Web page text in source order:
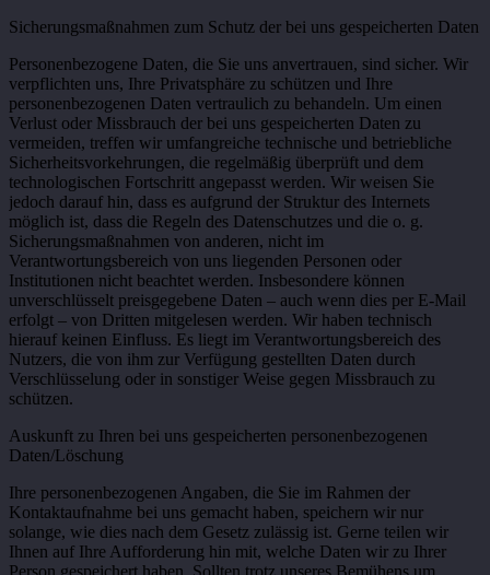
Sicherungsmaßnahmen zum Schutz der bei uns gespeicherten Daten
Personenbezogene Daten, die Sie uns anvertrauen, sind sicher. Wir
verpflichten uns, Ihre Privatsphäre zu schützen und Ihre
personenbezogenen Daten vertraulich zu behandeln. Um einen
Verlust oder Missbrauch der bei uns gespeicherten Daten zu
vermeiden, treffen wir umfangreiche technische und betriebliche
Sicherheitsvorkehrungen, die regelmäßig überprüft und dem
technologischen Fortschritt angepasst werden. Wir weisen Sie
jedoch darauf hin, dass es aufgrund der Struktur des Internets
möglich ist, dass die Regeln des Datenschutzes und die o. g.
Sicherungsmaßnahmen von anderen, nicht im
Verantwortungsbereich von uns liegenden Personen oder
Institutionen nicht beachtet werden. Insbesondere können
unverschlüsselt preisgegebene Daten – auch wenn dies per E-Mail
erfolgt – von Dritten mitgelesen werden. Wir haben technisch
hierauf keinen Einfluss. Es liegt im Verantwortungsbereich des
Nutzers, die von ihm zur Verfügung gestellten Daten durch
Verschlüsselung oder in sonstiger Weise gegen Missbrauch zu
schützen.
Auskunft zu Ihren bei uns gespeicherten personenbezogenen
Daten/Löschung
Ihre personenbezogenen Angaben, die Sie im Rahmen der
Kontaktaufnahme bei uns gemacht haben, speichern wir nur
solange, wie dies nach dem Gesetz zulässig ist. Gerne teilen wir
Ihnen auf Ihre Aufforderung hin mit, welche Daten wir zu Ihrer
Person gespeichert haben. Sollten trotz unseres Bemühens um